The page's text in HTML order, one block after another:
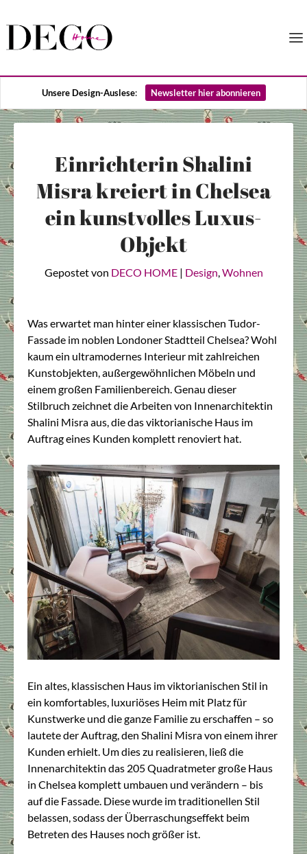
Unsere Design-Auslese: Newsletter hier abonnieren
Einrichterin Shalini
Misra kreiert in Chelsea
ein kunstvolles Luxus-
Objekt
Gepostet von DECO HOME| Design,Wohnen
Was erwartet man hinter einer klassischen Tudor-
Fassade im noblen Londoner Stadtteil Chelsea? Wohl
kaum ein ultramodernes Interieur mit zahlreichen
Kunstobjekten, außergewöhnlichen Möbeln und
einem großen Familienbereich. Genau dieser
Stilbruch zeichnet die Arbeiten von Innenarchitektin
Shalini Misra aus, die das viktorianische Haus im
Auftrag eines Kunden komplett renoviert hat.
Ein altes, klassischen Haus im viktorianischen Stil in
ein komfortables, luxuriöses Heim mit Platz für
Kunstwerke und die ganze Familie zu erschaffen – so
lautete der Auftrag, den Shalini Misra von einem ihrer
Kunden erhielt. Um dies zu realisieren, ließ die
Innenarchitektin das 205 Quadratmeter große Haus
in Chelsea komplett umbauen und verändern – bis
auf die Fassade. Diese wurde im traditionellen Stil
belassen, sodass der Überraschungseffekt beim
Betreten des Hauses noch größer ist.